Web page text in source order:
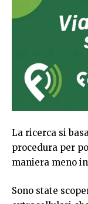
La ricerca si
procedura per
maniera meno
Sono state